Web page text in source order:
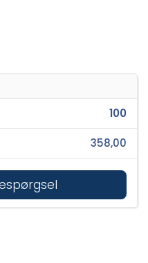
100
358,00